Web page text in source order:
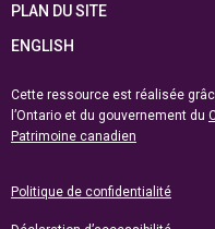
PLAN DU SITE
ENGLISH
Cette ressource est réalisée
l’Ontario et du gouvernement du
Patrimoine canadien
Politique de confidentialité